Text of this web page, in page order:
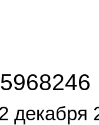
декабря